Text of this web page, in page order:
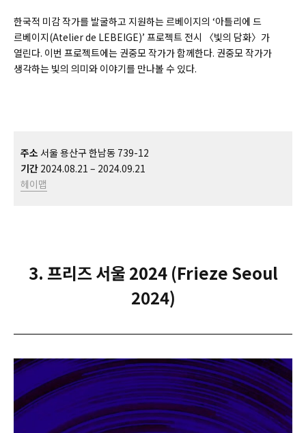
한국적 미감 작가를 발굴하고 지원하는 르베이지의 ‘아틀리에 드
르베이지(Atelier de LEBEIGE)’ 프로젝트 전시 〈빛의 담화〉가
열린다. 이번 프로젝트에는 권중모 작가가 함께한다. 권중모 작가가
생각하는 빛의 의미와 이야기를 만나볼 수 있다.
주소 서울 용산구 한남동 739-12
기간 2024.08.21 – 2024.09.21
헤이맵
3. 프리즈 서울 2024 (Frieze Seoul
2024)